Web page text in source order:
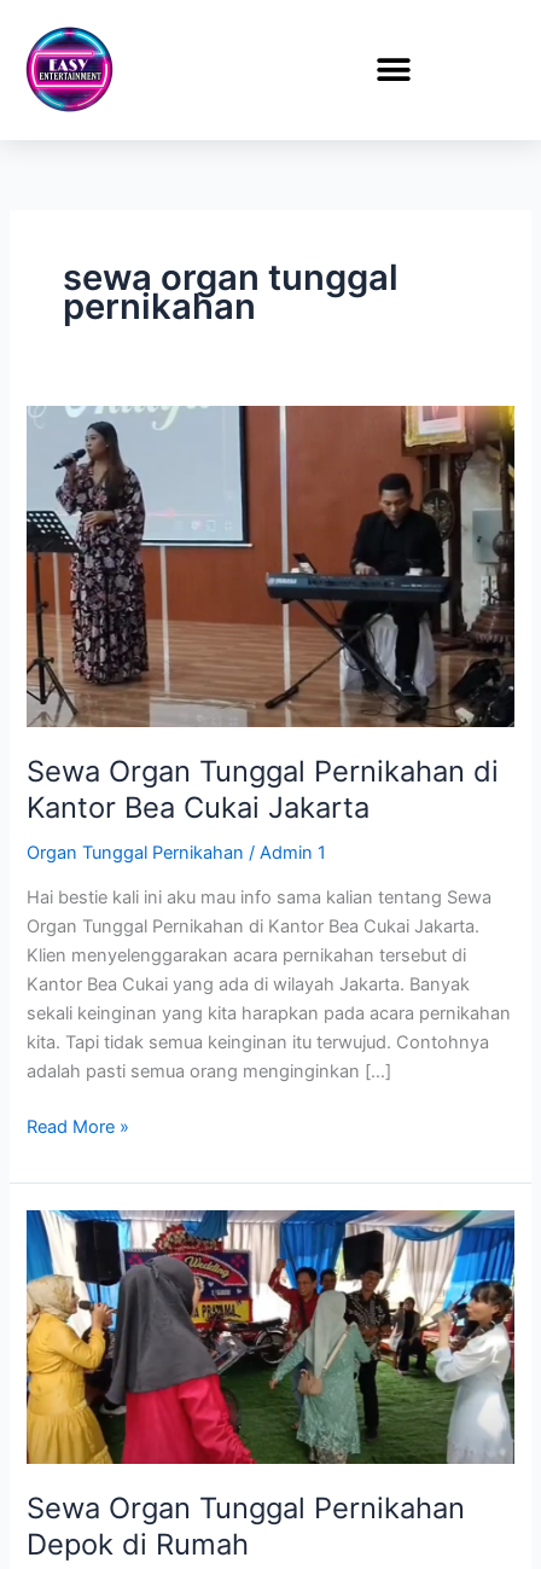
konten
sewa organ tunggal
pernikahan
Sewa Organ Tunggal Pernikahan di
Kantor Bea Cukai Jakarta
Organ Tunggal Pernikahan /Admin 1
Hai bestie kali ini aku mau info sama kalian tentang Sewa
Organ Tunggal Pernikahan di Kantor Bea Cukai Jakarta.
Klien menyelenggarakan acara pernikahan tersebut di
Kantor Bea Cukai yang ada di wilayah Jakarta. Banyak
sekali keinginan yang kita harapkan pada acara pernikahan
kita. Tapi tidak semua keinginan itu terwujud. Contohnya
adalah pasti semua orang menginginkan […]
Sewa
Organ
Tunggal
Pernikahan
di
Kantor
Bea
Cukai
Jakarta
Read More »
Sewa Organ Tunggal Pernikahan
Depok di Rumah
Sewa
Organ
Tunggal
Pernikahan
Depok
di
Rumah